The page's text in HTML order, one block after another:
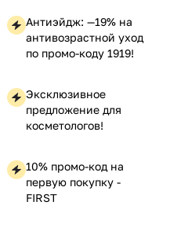
Антиэйдж: —19% на
антивозрастной уход
по промо-коду 1919!
Эксклюзивное
предложение для
косметологов!
10% промо-код на
первую покупку -
FIRST